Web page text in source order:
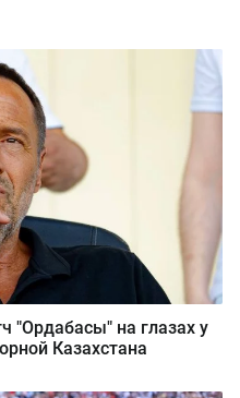
"Ордабасы" на глазах у
Казахстана